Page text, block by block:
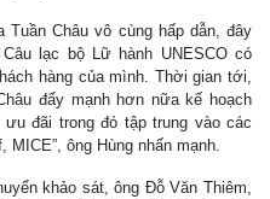
Tuần Châu vô cùng hấp dẫn, đây
lạc bộ Lữ hành UNESCO có
hàng của mình. Thời gian tới,
đẩy mạnh hơn nữa kế hoạch
đãi trong đó tập trung vào các
MICE”, ông Hùng nhấn mạnh.
khảo sát, ông Đỗ Văn Thiêm,